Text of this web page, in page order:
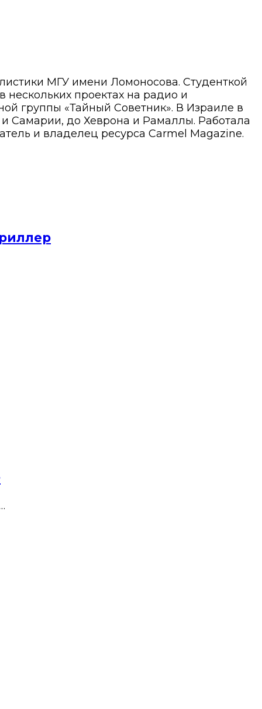
МГУ имени Ломоносова. Студенткой
нескольких проектах на радио и
группы «Тайный Советник». В Израиле в
и Самарии, до Хеврона и Рамаллы. Работала
и владелец ресурса Carmel Magazine.